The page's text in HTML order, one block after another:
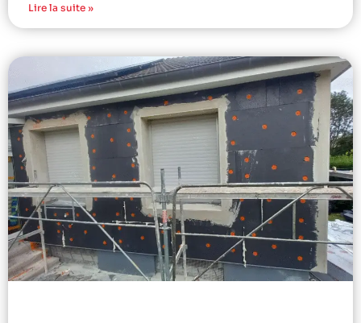
Lire la suite »